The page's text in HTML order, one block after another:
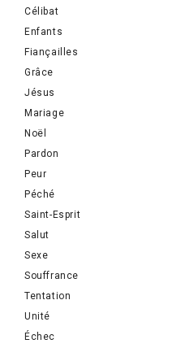
Célibat
Enfants
Fiançailles
Grâce
Jésus
Mariage
Noël
Pardon
Peur
Péché
Saint-Esprit
Salut
Sexe
Souffrance
Tentation
Unité
Échec